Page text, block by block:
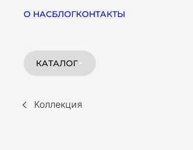
О НАСБЛОГКОНТАКТЫ
КАТАЛОГ
Коллекция